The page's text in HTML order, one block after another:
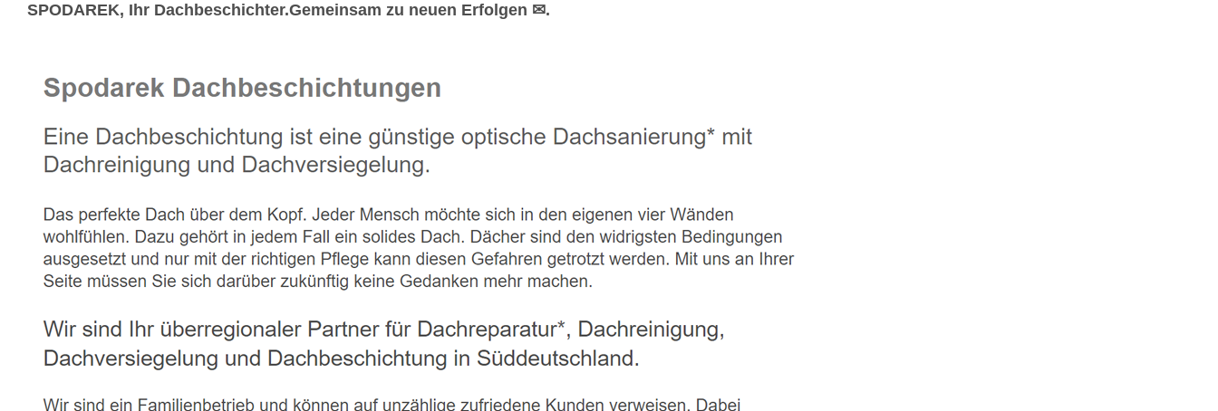
SPODAREK, Ihr Dachbeschichter.Gemeinsam zu neuen Erfolgen ✉.